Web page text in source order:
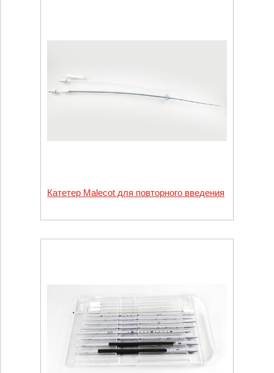
Катетер Malecot для повторного введения